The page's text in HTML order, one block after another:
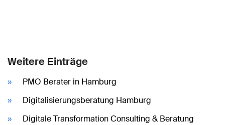
Weitere Einträge
PMO Berater in Hamburg
Digitalisierungsberatung Hamburg
Digitale Transformation Consulting & Beratung